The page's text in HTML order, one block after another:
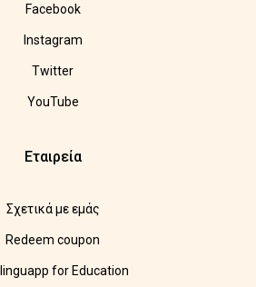
Facebook
Instagram
Twitter
YouTube
Εταιρεία
Σχετικά με εμάς
Redeem coupon
for Education